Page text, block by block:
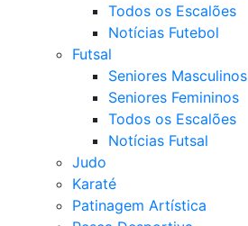
Todos os Escalões
Notícias Futebol
Futsal
Seniores Masculinos
Seniores Femininos
Todos os Escalões
Notícias Futsal
Judo
Karaté
Patinagem Artística